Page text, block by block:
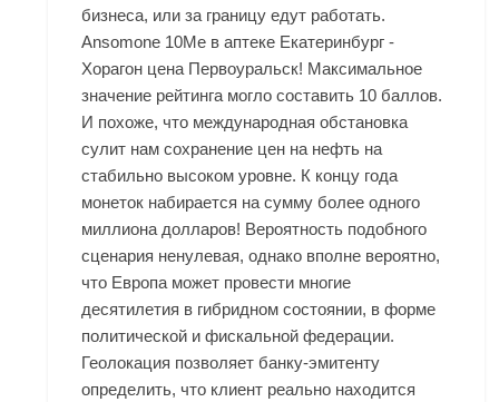
бизнеса, или за границу едут работать.
Ansomone 10Me в аптеке Екатеринбург -
Хорагон цена Первоуральск! Максимальное
значение рейтинга могло составить 10 баллов.
И похоже, что международная обстановка
сулит нам сохранение цен на нефть на
стабильно высоком уровне. К концу года
монеток набирается на сумму более одного
миллиона долларов! Вероятность подобного
сценария ненулевая, однако вполне вероятно,
что Европа может провести многие
десятилетия в гибридном состоянии, в форме
политической и фискальной федерации.
Геолокация позволяет банку-эмитенту
определить, что клиент реально находится